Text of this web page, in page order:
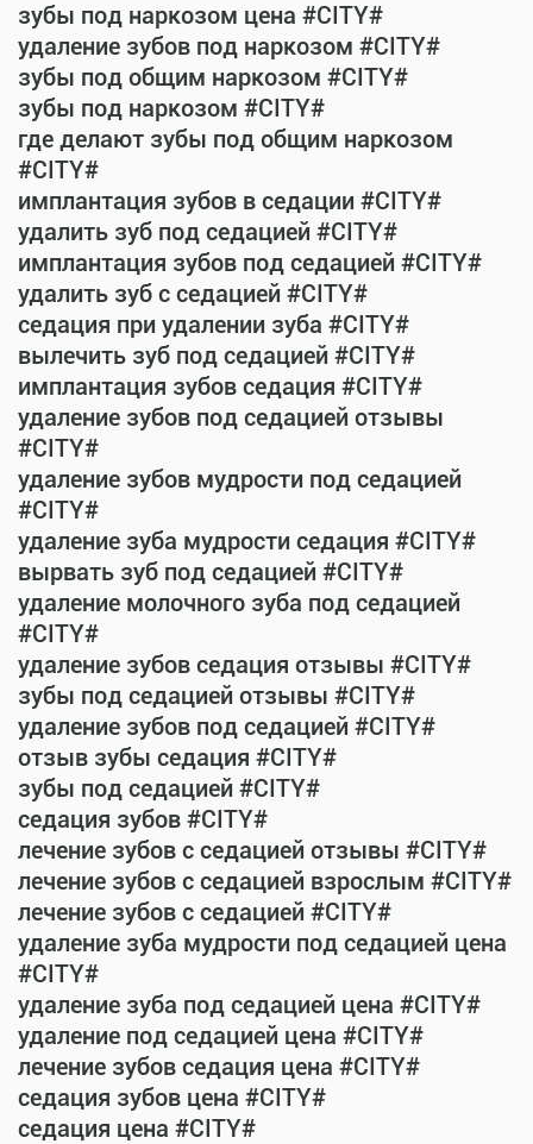
зубы под наркозом цена #CITY#
удаление зубов под наркозом #CITY#
зубы под общим наркозом #CITY#
зубы под наркозом #CITY#
где делают зубы под общим наркозом
#CITY#
имплантация зубов в седации #CITY#
удалить зуб под седацией #CITY#
имплантация зубов под седацией #CITY#
удалить зуб с седацией #CITY#
седация при удалении зуба #CITY#
вылечить зуб под седацией #CITY#
имплантация зубов седация #CITY#
удаление зубов под седацией отзывы
#CITY#
удаление зубов мудрости под седацией
#CITY#
удаление зуба мудрости седация #CITY#
вырвать зуб под седацией #CITY#
удаление молочного зуба под седацией
#CITY#
удаление зубов седация отзывы #CITY#
зубы под седацией отзывы #CITY#
удаление зубов под седацией #CITY#
отзыв зубы седация #CITY#
зубы под седацией #CITY#
седация зубов #CITY#
лечение зубов с седацией отзывы #CITY#
лечение зубов с седацией взрослым #CITY#
лечение зубов с седацией #CITY#
удаление зуба мудрости под седацией цена
#CITY#
удаление зуба под седацией цена #CITY#
удаление под седацией цена #CITY#
лечение зубов седация цена #CITY#
седация зубов цена #CITY#
седация цена #CITY#